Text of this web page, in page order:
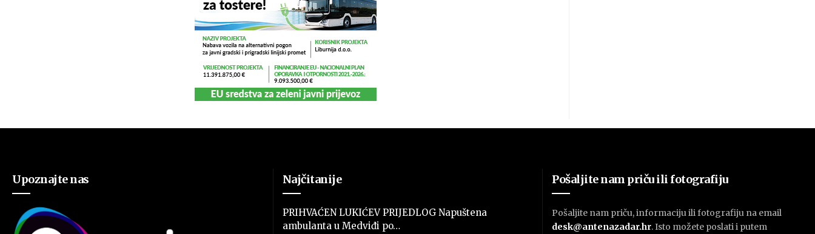
Upoznajte nas Najčitanije
PRIHVAĆEN LUKIĆEV PRIJEDLOG Napuštena
ambulanta u Medviđi po…
Pošaljite nam priču ili fotografiju
Pošaljite nam priču, informaciju ili fotografiju na email
desk@antenazadar.hr. Isto možete poslati i putem